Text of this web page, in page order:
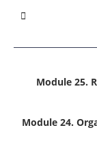
Module 25.
Module 24.